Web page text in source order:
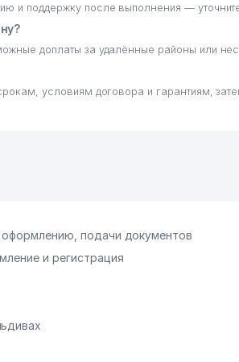
и поддержку после выполнения —
доплаты за удалённые районы или
условиям договора и гарантиям,
подачи документов
и регистрация